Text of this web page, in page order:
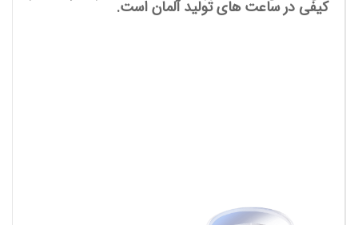
کیفی در ساعت های تولید آلمان است.